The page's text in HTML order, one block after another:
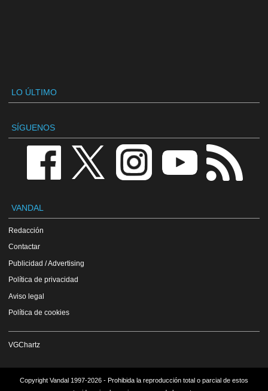
LO ÚLTIMO
SÍGUENOS
VANDAL
Redacción
Contactar
Publicidad / Advertising
Política de privacidad
Aviso legal
Política de cookies
VGChartz
Copyright Vandal 1997-2026 - Prohibida la reproducción total o parcial de estos